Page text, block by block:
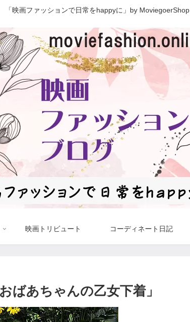
「映画ファッションで日常をhappyに」by MoviegoerShop
映画トリビュート コーディネート日記
ばあちゃんの乙女下着」